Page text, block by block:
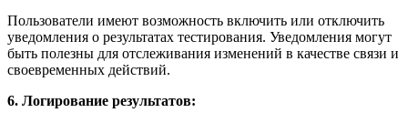
Пользователи имеют возможность включить или отключить
уведомления о результатах тестирования. Уведомления могут
быть полезны для отслеживания изменений в качестве связи и
своевременных действий.
6. Логирование результатов: